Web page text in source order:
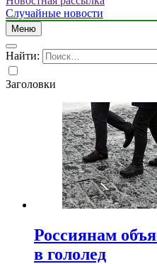
Случайные новости
Меню
Найти:
Заголовки
Россиянам
в гололед